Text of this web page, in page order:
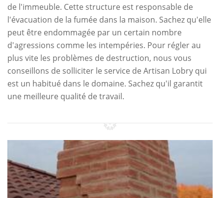
de l'immeuble. Cette structure est responsable de
l'évacuation de la fumée dans la maison. Sachez qu'elle
peut être endommagée par un certain nombre
d'agressions comme les intempéries. Pour régler au
plus vite les problèmes de destruction, nous vous
conseillons de solliciter le service de Artisan Lobry qui
est un habitué dans le domaine. Sachez qu'il garantit
une meilleure qualité de travail.